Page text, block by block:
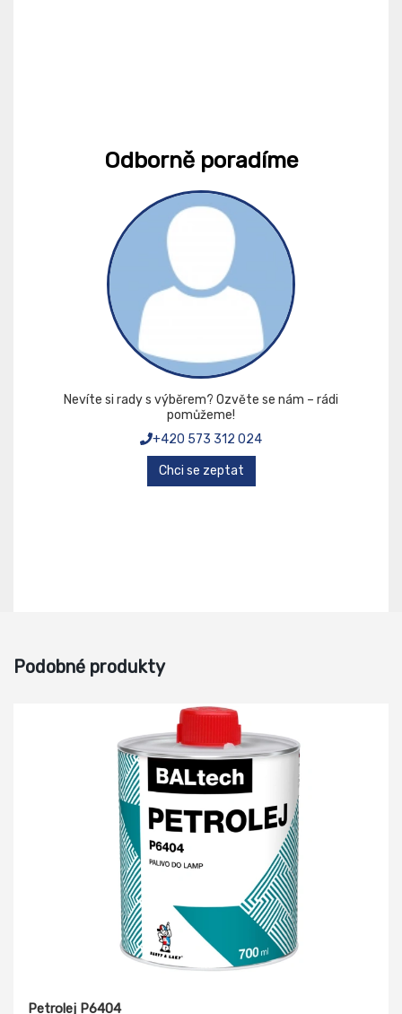
Odborně poradíme
Nevíte si rady s výběrem? Ozvěte se nám – rádi
pomůžeme!
+420 573 312 024
Chci se zeptat
Podobné produkty
Petrolej P6404